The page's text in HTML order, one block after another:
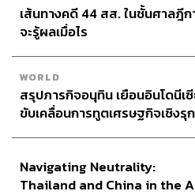
ของหวานจานแรกเสิร์ฟ แตงโม
ไฮไลต์ที่ชอบอยู่ในจานถัดไปที่เช
อ่อนที่เชฟเล่าว่าได้แรงบันดาลใ
Truffle เชฟเลือกใช้สาคูแท้จาก
มะพร้าวอ่อน น้ำกะทิรสออกเค็ม
เส้นทางคดี 44 สส. ในชั้นศาลฎีก
จะรู้ผลเมื่อไร
WORLD
สรุปภารกิจอนุทิน เยือนอินโดนีเ
ขับเคลื่อนการทูตเศรษฐกิจเชิงรุก
Navigating Neutrality:
Thailand and China in the